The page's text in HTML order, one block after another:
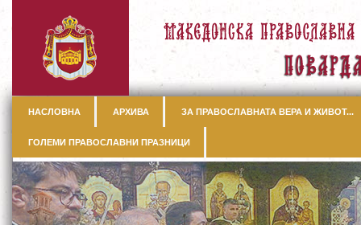
НАСЛОВНА АРХИВА ЗА ПРАВОСЛАВНАТА ВЕРА И ЖИВОТ...
ГОЛЕМИ ПРАВОСЛАВНИ ПРАЗНИЦИ